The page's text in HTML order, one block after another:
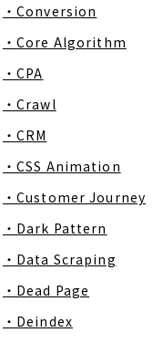
・Conversion
・Core Algorithm
・CPA
・Crawl
・CRM
・CSS Animation
・Customer Journey
・Dark Pattern
・Data Scraping
・Dead Page
・Deindex